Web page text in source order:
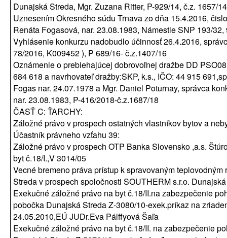
Dunajská Streda, Mgr. Zuzana Ritter, P-929/14, č.z. 1657/14
Uznesením Okresného súdu Trnava zo dňa 15.4.2016,
Renáta Fogasová, nar. 23.08.1983, Námestie SNP 193/
Vyhlásenie konkurzu nadobudlo účinnosť 26.4.2016,
78/2016, K009452 ), P 689/16- č.z.1407/16
Oznámenie o prebiehajúcej dobrovoľnej dražbe DD
684 618 a navrhovateľ dražby:SKP, k.s., IČO: 44 915
Fogas nar. 24.07.1978 a Mgr. Daniel Poturnay, správca
nar. 23.08.1983, P-416/2018-č.z.1687/18
ČASŤ C: ŤARCHY:
Záložné právo v prospech ostatných vlastníkov bytov a
Účastník právneho vzťahu 39:
Záložné právo v prospech OTP Banka Slovensko ,a.s.
byt č.18/I.,V 3014/05
Vecné bremeno práva prístup k spravovaným
Streda v prospech spoločnosti SOUTHERM s.r.o.
Exekučné záložné právo na byt č.18/II.na zabezpečenie
pobočka Dunajská Streda Z-3080/10-exek.príkaz na
24.05.2010,EÚ JUDr.Eva Pálffyová Šaľa
Exekučné záložné právo na byt č.18/II. na zabezpečenie